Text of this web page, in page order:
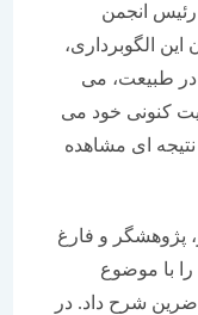
می
خود می
ای مشاهده
و فارغ
موضوع
شرح داد. در